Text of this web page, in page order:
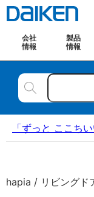
会社
情報
製品
情報
「ずっと ここち
hapia / リビングド